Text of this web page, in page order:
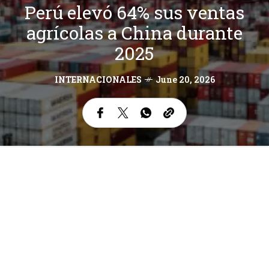
Perú elevó 64% sus ventas
agrícolas a China durante
2025
INTERNACIONALES June 20, 2026